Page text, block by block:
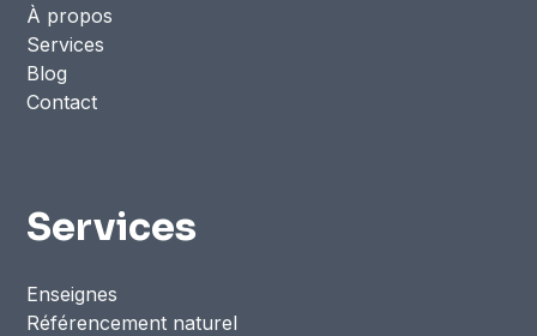
À propos
Services
Blog
Contact
Services
Enseignes
Référencement naturel